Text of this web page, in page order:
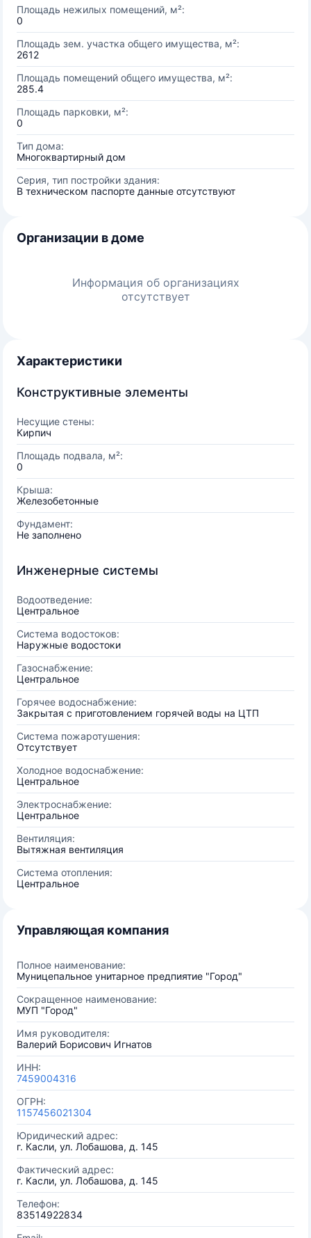
Площадь нежилых помещений, м²:
0
Площадь зем. участка общего имущества, м²:
2612
Площадь помещений общего имущества, м²:
285.4
Площадь парковки, м²:
0
Тип дома:
Многоквартирный дом
Серия, тип постройки здания:
В техническом паспорте данные отсутствуют
Организации в доме
Информация об организациях
отсутствует
Характеристики
Конструктивные элементы
Несущие стены:
Кирпич
Площадь подвала, м²:
0
Крыша:
Железобетонные
Фундамент:
Не заполнено
Инженерные системы
Водоотведение:
Центральное
Система водостоков:
Наружные водостоки
Газоснабжение:
Центральное
Горячее водоснабжение:
Закрытая с приготовлением горячей воды на ЦТП
Система пожаротушения:
Отсутствует
Холодное водоснабжение:
Центральное
Электроснабжение:
Центральное
Вентиляция:
Вытяжная вентиляция
Система отопления:
Центральное
Управляющая компания
Полное наименование:
Муницепальное унитарное предпиятие "Город"
Сокращенное наименование:
МУП "Город"
Имя руководителя:
Валерий Борисович Игнатов
ИНН:
7459004316
ОГРН:
1157456021304
Юридический адрес:
г. Касли, ул. Лобашова, д. 145
Фактический адрес:
г. Касли, ул. Лобашова, д. 145
Телефон:
83514922834